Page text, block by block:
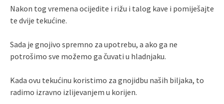
Nakon tog vremena ocijedite i rižu i talog kave i pomiješajte
te dvije tekućine.
Sada je gnojivo spremno za upotrebu, a ako ga ne
potrošimo sve možemo ga čuvati u hladnjaku.
Kada ovu tekućinu koristimo za gnojidbu naših biljaka, to
radimo izravno izlijevanjem u korijen.